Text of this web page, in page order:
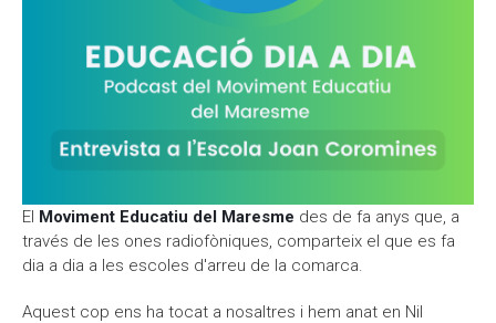
Documents autoritzacions / Justificants
Documentació Activitats Extraescolars
El Moviment Educatiu del Maresme des de fa anys que, a
través de les ones radiofòniques, comparteix el que es fa
dia a dia a les escoles d'arreu de la comarca.
Aquest cop ens ha tocat a nosaltres i hem anat en Nil